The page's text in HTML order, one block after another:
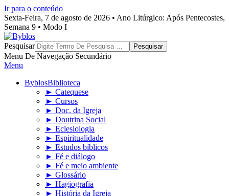
Ir para o conteúdo
Sexta-Feira, 7 de agosto de 2026 • Ano Litúrgico: Após Pentecostes,
Semana 9 • Modo I
Byblos
Pesquisar
Menu De Navegação Secundário
Menu
ByblosBiblioteca
► Catequese
► Cursos
► Doc. da Igreja
► Doutrina Social
► Eclesiologia
► Espiritualidade
► Estudos bíblicos
► Fé e diálogo
► Fé e meio ambiente
► Glossário
► Hagiografia
► História da Igreja